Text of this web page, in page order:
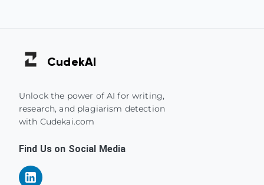
CudekAI
Unlock the power of AI for writing,
research, and plagiarism detection
with Cudekai.com
Find Us on Social Media